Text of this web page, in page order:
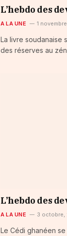
L’hebdo des
A LA UNE 1
La livre soudanaise
des réserves au
L’hebdo des
A LA UNE 3 octobre,
Le Cédi ghanéen